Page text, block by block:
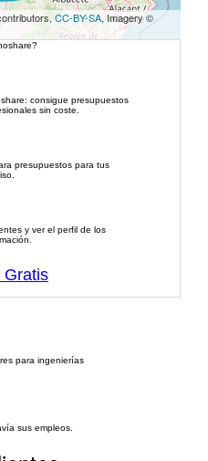
CC-BY-SA, Imagery ©
consigue presupuestos
sin coste.
presupuestos para tus
y ver el perfil de los
Gratis
para ingenierías
sus empleos.